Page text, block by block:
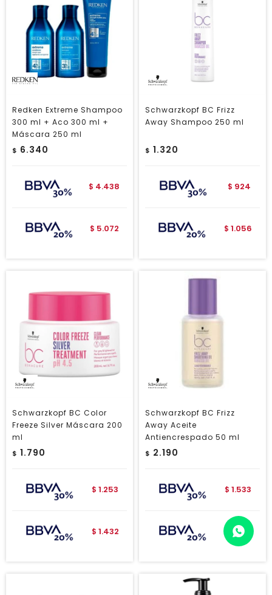
Redken Extreme Shampoo
300 ml + Aco 300 ml +
Máscara 250 ml
$ 6.340
$ 4.438
$ 5.072
Schwarzkopf BC Frizz
Away Shampoo 250 ml
$ 1.320
$ 924
$ 1.056
Schwarzkopf BC Color
Freeze Silver Máscara 200
ml
$ 1.790
$ 1.253
$ 1.432
Schwarzkopf BC Frizz
Away Aceite
Antiencrespado 50 ml
$ 2.190
$ 1.533
1.752